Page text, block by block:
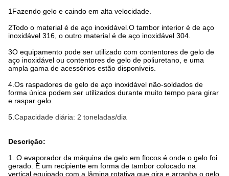
1Fazendo gelo e caindo em alta velocidade.
2Todo o material é de aço inoxidável. O tambor interior é de aço
inoxidável 316, o outro material é de aço inoxidável 304.
3O equipamento pode ser utilizado com contentores de gelo de
aço inoxidável ou contentores de gelo de poliuretano, e uma
ampla gama de acessórios estão disponíveis.
4. Os raspadores de gelo de aço inoxidável não-soldados de
forma única podem ser utilizados durante muito tempo para girar
e raspar gelo.
5. Capacidade diária: 2 toneladas/dia
Descrição:
1. O evaporador da máquina de gelo em flocos é onde o gelo foi
gerado. É um recipiente em forma de tambor colocado na
vertical,equipado com a lâmina rotativa que gira e arranha o gelo